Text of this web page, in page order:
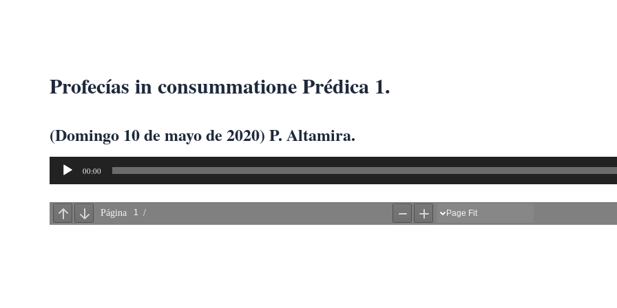
Profecías in consummatione Prédica 1.
(Domingo 10 de mayo de 2020) P. Altamira.
Reproductor
de
audio
00:00